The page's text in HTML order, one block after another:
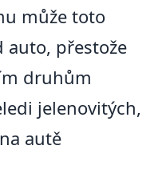
může toto
auto, přestože
druhům
jelenovitých,
autě